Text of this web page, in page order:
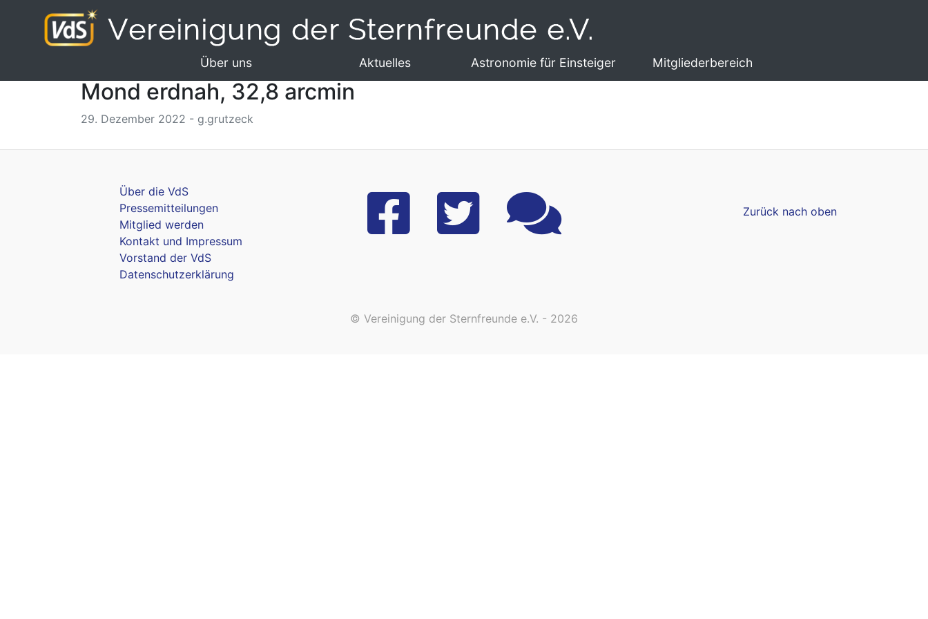
Über uns Aktuelles Astronomie für Einsteiger Mitgliederbereich
Mond erdnah, 32,8 arcmin
29. Dezember 2022 - g.grutzeck
Über die VdS
Pressemitteilungen
Mitglied werden
Kontakt und Impressum
Vorstand der VdS
Datenschutzerklärung
Zurück nach oben
© Vereinigung der Sternfreunde e.V. - 2026